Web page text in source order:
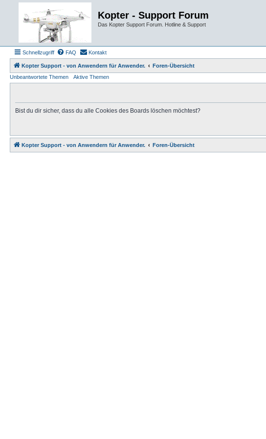
Kopter - Support Forum
Das Kopter Support Forum. Hotline & Support
Schnellzugriff FAQ Kontakt
Kopter Support - von Anwendern für Anwender.
Foren-Übersicht
Unbeantwortete Themen
Aktive Themen
Bist du dir sicher, dass du alle Cookies des Boards löschen möchtest?
Kopter Support - von Anwendern für Anwender. Foren-Übersicht